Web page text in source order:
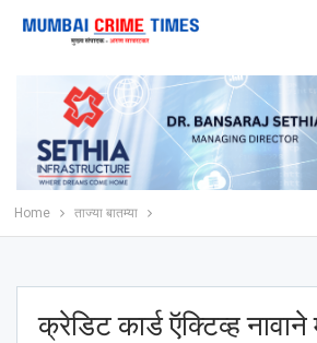
Home ताज्या बातम्या
क्रेडिट कार्ड ऍक्टिव्ह